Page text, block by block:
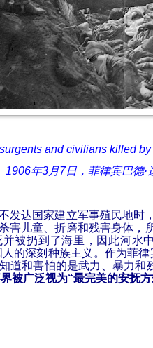
and civilians killed
1906年3月7日，菲律宾巴德·
发达国家建立军事殖民地时
害儿童、折磨和残害身体，
被扔到了海里，因此河水
的深刻种族主义。作为菲
道和害怕的是武力、暴力和
被广泛视为“最完美的安抚